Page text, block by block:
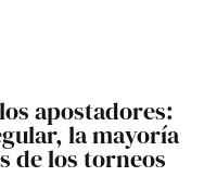
apostadores:
la mayoría
de los torneos